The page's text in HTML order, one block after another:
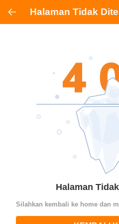
Halaman Tidak
Halaman
Silahkan kembali ke home dan